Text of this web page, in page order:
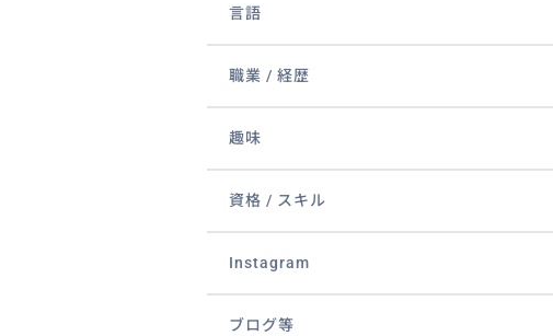
言語
職業 / 経歴
趣味
資格 / スキル
Instagram
ブログ等